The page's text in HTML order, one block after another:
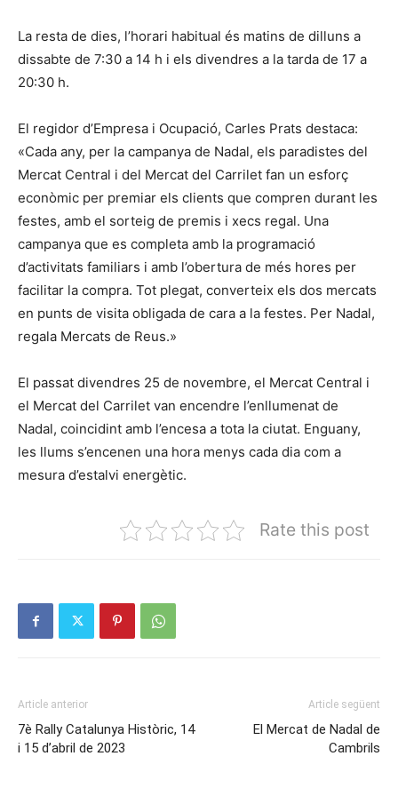
La resta de dies, l’horari habitual és matins de dilluns a
dissabte de 7:30 a 14 h i els divendres a la tarda de 17 a
20:30 h.
El regidor d’Empresa i Ocupació, Carles Prats destaca:
«Cada any, per la campanya de Nadal, els paradistes del
Mercat Central i del Mercat del Carrilet fan un esforç
econòmic per premiar els clients que compren durant les
festes, amb el sorteig de premis i xecs regal. Una
campanya que es completa amb la programació
d’activitats familiars i amb l’obertura de més hores per
facilitar la compra. Tot plegat, converteix els dos mercats
en punts de visita obligada de cara a la festes. Per Nadal,
regala Mercats de Reus.»
El passat divendres 25 de novembre, el Mercat Central i
el Mercat del Carrilet van encendre l’enllumenat de
Nadal, coincidint amb l’encesa a tota la ciutat. Enguany,
les llums s’encenen una hora menys cada dia com a
mesura d’estalvi energètic.
Rate this post
Article anterior
7è Rally Catalunya Històric, 14
i 15 d’abril de 2023
Article següent
El Mercat de Nadal de
Cambrils